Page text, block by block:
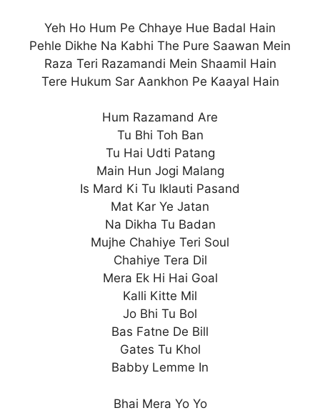
Yeh Ho Hum Pe Chhaye Hue Badal Hain
Pehle Dikhe Na Kabhi The Pure Saawan Mein
Raza Teri Razamandi Mein Shaamil Hain
Tere Hukum Sar Aankhon Pe Kaayal Hain
Hum Razamand Are
Tu Bhi Toh Ban
Tu Hai Udti Patang
Main Hun Jogi Malang
Is Mard Ki Tu Iklauti Pasand
Mat Kar Ye Jatan
Na Dikha Tu Badan
Mujhe Chahiye Teri Soul
Chahiye Tera Dil
Mera Ek Hi Hai Goal
Kalli Kitte Mil
Jo Bhi Tu Bol
Bas Fatne De Bill
Gates Tu Khol
Babby Lemme In
Bhai Mera Yo Yo